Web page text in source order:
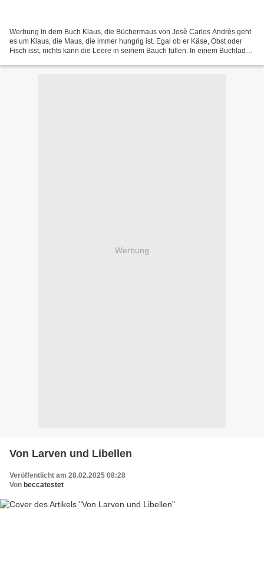
Werbung In dem Buch Klaus, die Büchermaus von Josè Carlos Andrès geht
es um Klaus, die Maus, die immer hungrig ist. Egal ob er Käse, Obst oder
Fisch isst, nichts kann die Leere in seinem Bauch füllen. In einem Buchladen
Werbung
Von Larven und Libellen
Veröffentlicht am 28.02.2025 08:28
Von beccatestet